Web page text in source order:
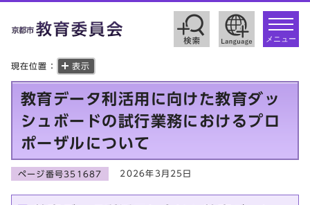
toggle
メニュー
現在位置： 表示
教育データ利活用に向けた教育ダッ
シュボードの試行業務におけるプロ
ポーザルについて
ページ番号351687 2026年3月25日